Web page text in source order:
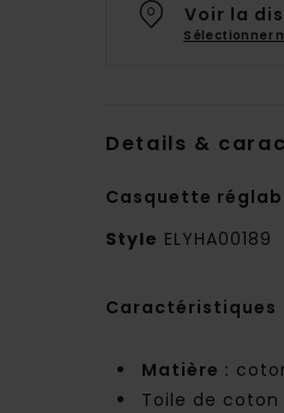
Voir la
Sélectionner
Details &
Casquette
Style ELYHA00189
Caractéristiques
Matière :
Toile de coton